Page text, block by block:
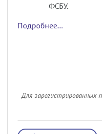
ФСБУ.
Подробнее…
Для